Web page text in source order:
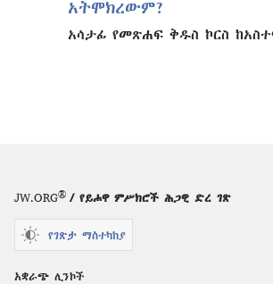
አትሞክረውም?
አሳታፊ የመጽሐፍ ቅዱስ ኮርስ
JW.ORG® / የይሖዋ ምሥክሮች ሕጋዊ ድረ ገጽ
የገጽታ ማስተካከያ
አቋራጭ ሊንኮች